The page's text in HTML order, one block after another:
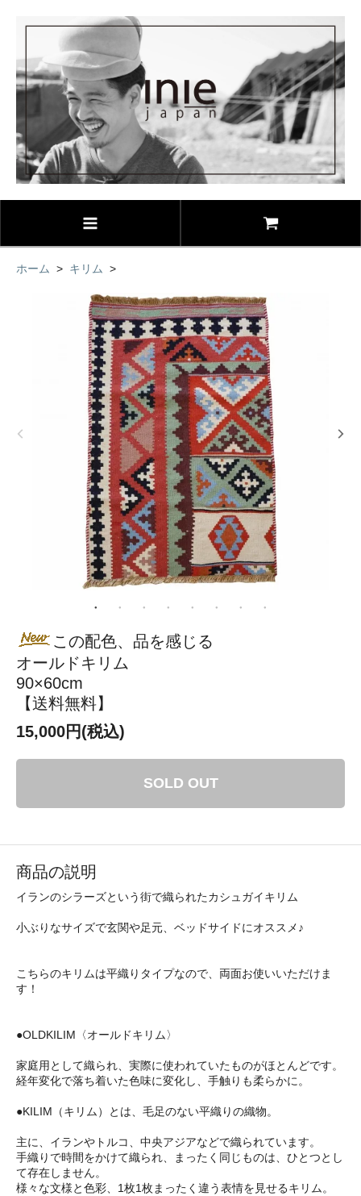
ホーム > キリム >
この配色、品を感じる
オールドキリム
90×60cm
【送料無料】
15,000円(税込)
SOLD OUT
商品の説明
イランのシラーズという街で織られたカシュガイキリム
小ぶりなサイズで玄関や足元、ベッドサイドにオススメ♪
こちらのキリムは平織りタイプなので、両面お使いいただけま
す！
●OLDKILIM〈オールドキリム〉
家庭用として織られ、実際に使われていたものがほとんどです。
経年変化で落ち着いた色味に変化し、手触りも柔らかに。
●KILIM（キリム）とは、毛足のない平織りの織物。
主に、イランやトルコ、中央アジアなどで織られています。
手織りで時間をかけて織られ、まったく同じものは、ひとつとし
て存在しません。
様々な文様と色彩、1枚1枚まったく違う表情を見せるキリム。